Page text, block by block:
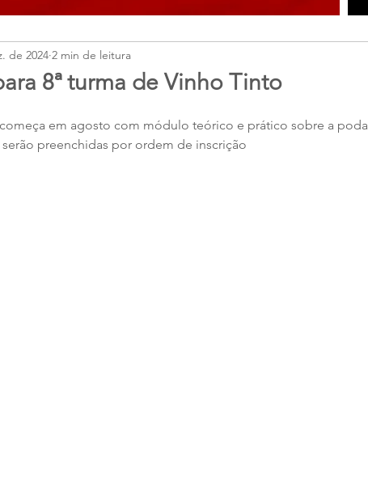
8ª turma de Vinho Tinto
de 2024 2 min de leitura
em agosto com módulo teórico e prático sobre a poda
serão preenchidas por ordem de inscrição